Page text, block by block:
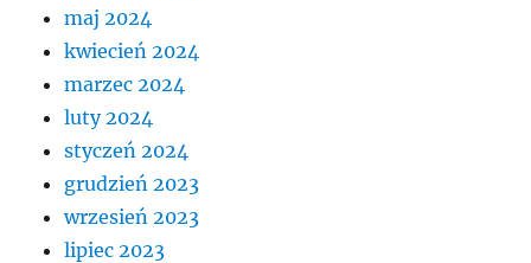
maj 2024
kwiecień 2024
marzec 2024
luty 2024
styczeń 2024
grudzień 2023
wrzesień 2023
lipiec 2023